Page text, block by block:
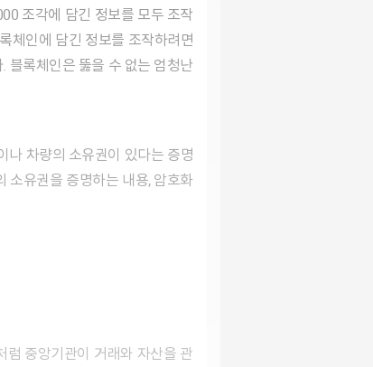
조각에 담긴 정보를 모두 조작
체인에 담긴 정보를 조작하려면
블록체인은 뚫을 수 없는 엄청난
나 차량의 소유권이 있다는 증명
소유권을 증명하는 내용, 암호화
중앙기관이 거래와 자산을 관